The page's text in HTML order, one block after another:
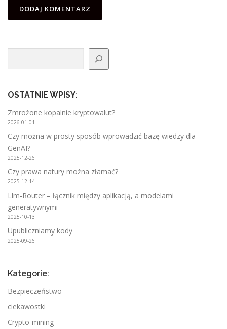
OSTATNIE WPISY:
Zmrożone kopalnie kryptowalut?
2026-01-01
Czy można w prosty sposób wprowadzić bazę wiedzy dla
GenAI?
2025-12-26
Czy prawa natury można złamać?
2025-12-14
Llm-Router – łącznik między aplikacją, a modelami
generatywnymi
2025-10-13
Upubliczniamy kody
2025-09-26
Kategorie:
Bezpieczeństwo
ciekawostki
Crypto-mining